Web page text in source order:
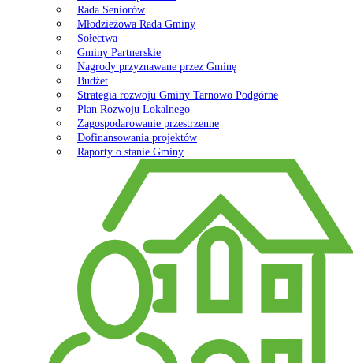
Rada Seniorów
Młodzieżowa Rada Gminy
Sołectwa
Gminy Partnerskie
Nagrody przyznawane przez Gminę
Budżet
Strategia rozwoju Gminy Tarnowo Podgórne
Plan Rozwoju Lokalnego
Zagospodarowanie przestrzenne
Dofinansowania projektów
Raporty o stanie Gminy